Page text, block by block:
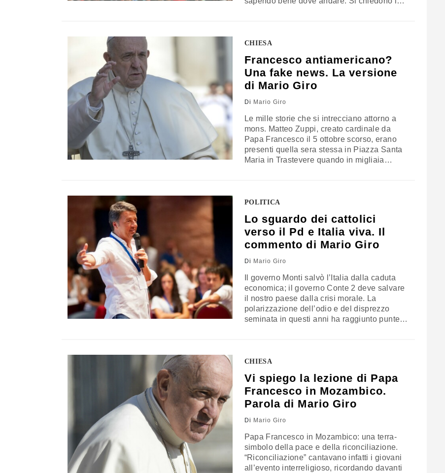
mescolano per strada tra…
CHIESA
Francesco antiamericano?
Una fake news. La versione
di Mario Giro
Di Mario Giro
Le mille storie che si intrecciano attorno a
mons. Matteo Zuppi, creato cardinale da
Papa Francesco il 5 ottobre scorso, erano
presenti quella sera stessa in Piazza Santa
Maria in Trastevere quando in migliaia
basilica dove ogni sera si ritrova la comunità
POLITICA
Lo sguardo dei cattolici
verso il Pd e Italia viva. Il
commento di Mario Giro
Di Mario Giro
Il governo Monti salvò l’Italia dalla caduta
economica; il governo Conte 2 deve salvare
il nostro paese dalla crisi morale. La
polarizzazione dell’odio e del disprezzo
seminata in questi anni ha raggiunto punte
nemico, dividendo i cittadini in “buoni…
CHIESA
Vi spiego la lezione di Papa
Francesco in Mozambico.
Parola di Mario Giro
Di Mario Giro
Papa Francesco in Mozambico: una terra-
simbolo della pace e della riconciliazione.
“Riconciliazione” cantavano infatti i giovani
all’evento interreligioso, ricordando davanti